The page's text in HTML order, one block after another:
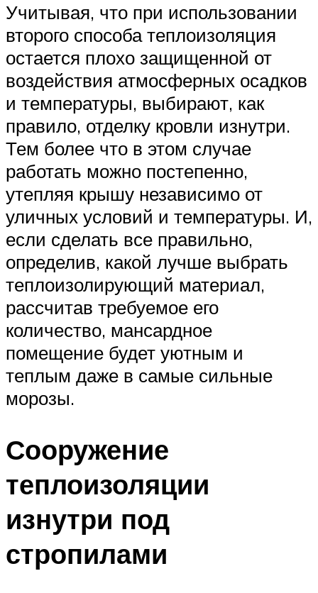
Учитывая, что при использовании
второго способа теплоизоляция
остается плохо защищенной от
воздействия атмосферных осадков
и температуры, выбирают, как
правило, отделку кровли изнутри.
Тем более что в этом случае
работать можно постепенно,
утепляя крышу независимо от
уличных условий и температуры. И,
если сделать все правильно,
определив, какой лучше выбрать
теплоизолирующий материал,
рассчитав требуемое его
количество, мансардное
помещение будет уютным и
теплым даже в самые сильные
морозы.
Сооружение
теплоизоляции
изнутри под
стропилами